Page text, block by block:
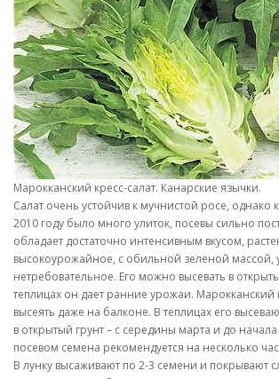
Марокканский кресс-салат. Канарские язычки.
Салат очень устойчив к мучнистой росе, однако
2010 году было много улиток, посевы сильно
обладает достаточно интенсивным вкусом,
высокоурожайное, с обильной зеленой массой,
нетребовательное. Его можно высевать в
теплицах он дает ранние урожаи. Марокканский
высеять даже на балконе. В теплицах его
в открытый грунт – с середины марта и до
посевом семена рекомендуется на несколько
В лунку высаживают по 2-3 семени и покрывают